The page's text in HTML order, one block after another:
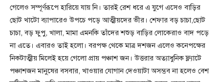
গেলেও সম্পূর্ণরূপে হারিয়ে যায় নি। তারই রেশ ধরে এ যুগে এসেও বাড়ির
ছোট খাটো ব্যাপারেও উপচে পড়ে আত্মীয়দের ভীর। শেফার বড় চাচা,ছোট
চাচা, বড় ফুপু, খালা, মামা এমনকি তাঁদের শশুড় বাড়ির লোকেরাও বাদ পড়ে
না এতে। এবারও তাই হলো। বরপক্ষ থেকে মাত্র দশজন এলেও কনেপক্ষের
নিকটাত্মীয় মিলেই হয়ে গেলো প্রায় পঞ্চাশ জন। উত্তরার অত্যাধুনিক ফ্ল্যাটে
পঞ্চাশজন মানুষের বসবার, খাওয়ার যোগান দেওয়াটা অসম্ভব না হলেও বেশ